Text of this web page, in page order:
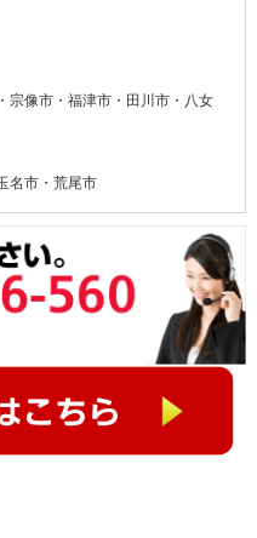
宗像市・福津市・田川市・八女
名市・荒尾市